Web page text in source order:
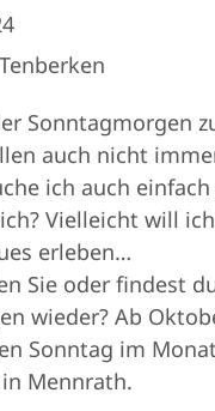
Sonntagmorgen
auch nicht
ich auch
Vielleicht will
erleben…
Sie oder findest
wieder? Ab
Sonntag im
Mennrath.